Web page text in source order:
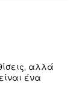
αλλά
ένα